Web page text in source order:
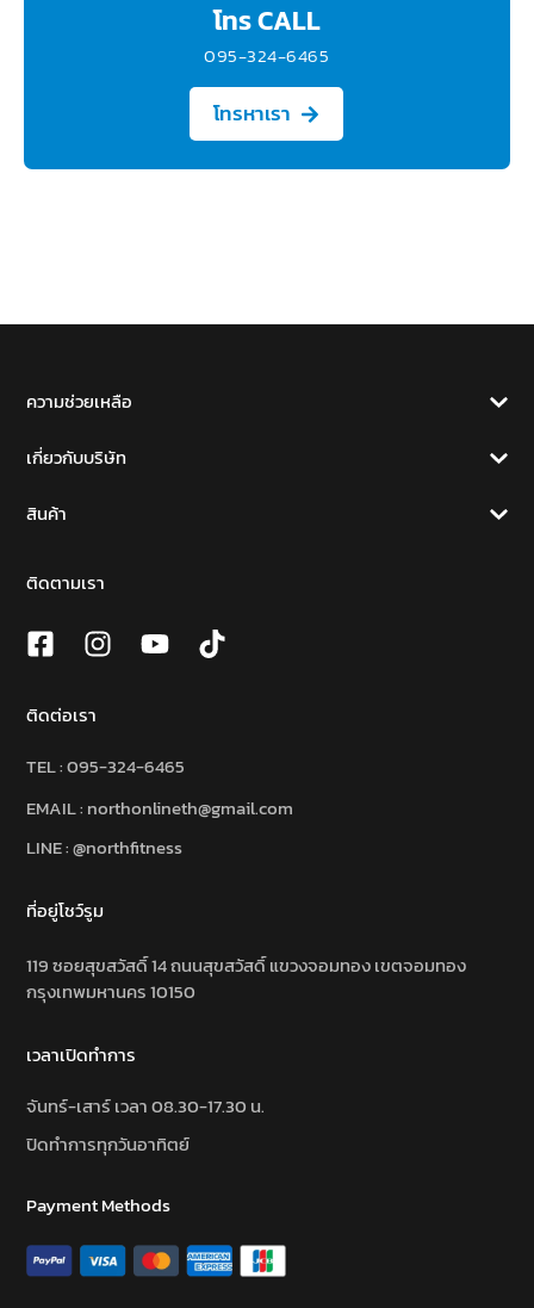
095-324-6465
โทร CALL
โทรหาเรา
ความช่วยเหลือ
เกี่ยวกับบริษัท
สินค้า
ติดตามเรา
ติดต่อเรา
TEL :095-324-6465
EMAIL : northonlineth@gmail.com
LINE : @northfitness
ที่อยู่โชว์รูม
119 ซอยสุขสวัสดิ์ 14 ถนนสุขสวัสดิ์ แขวงจอมทอง เขตจอมทอง
กรุงเทพมหานคร 10150
เวลาเปิดทำการ
จันทร์-เสาร์ เวลา 08.30-17.30 น.
ปิดทำการทุกวันอาทิตย์
Payment Methods